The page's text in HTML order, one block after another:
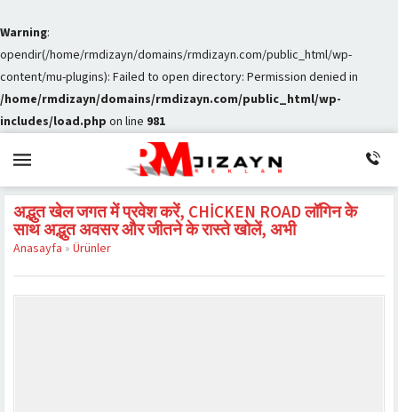
Warning:
opendir(/home/rmdizayn/domains/rmdizayn.com/public_html/wp-
content/mu-plugins): Failed to open directory: Permission denied in
/home/rmdizayn/domains/rmdizayn.com/public_html/wp-
includes/load.php on line 981
अद्भुत खेल जगत में प्रवेश करें, CHICKEN ROAD लॉगिन के
साथ अद्भुत अवसर और जीतने के रास्ते खोलें, अभी
Anasayfa » Ürünler